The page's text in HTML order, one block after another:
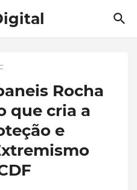
Rocha
que cria a
e